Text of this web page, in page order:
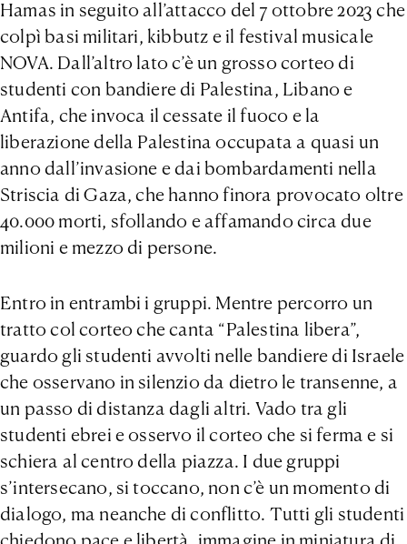
Hamas in seguito all’attacco del 7 ottobre 2023 che
colpì basi militari, kibbutz e il festival musicale
NOVA. Dall’altro lato c’è un grosso corteo di
studenti con bandiere di Palestina, Libano e
Antifa, che invoca il cessate il fuoco e la
liberazione della Palestina occupata a quasi un
anno dall’invasione e dai bombardamenti nella
Striscia di Gaza, che hanno finora provocato oltre
40.000 morti, sfollando e affamando circa due
milioni e mezzo di persone.
Entro in entrambi i gruppi. Mentre percorro un
tratto col corteo che canta “Palestina libera”,
guardo gli studenti avvolti nelle bandiere di Israele
che osservano in silenzio da dietro le transenne, a
un passo di distanza dagli altri. Vado tra gli
studenti ebrei e osservo il corteo che si ferma e si
schiera al centro della piazza. I due gruppi
s’intersecano, si toccano, non c’è un momento di
dialogo, ma neanche di conflitto. Tutti gli studenti